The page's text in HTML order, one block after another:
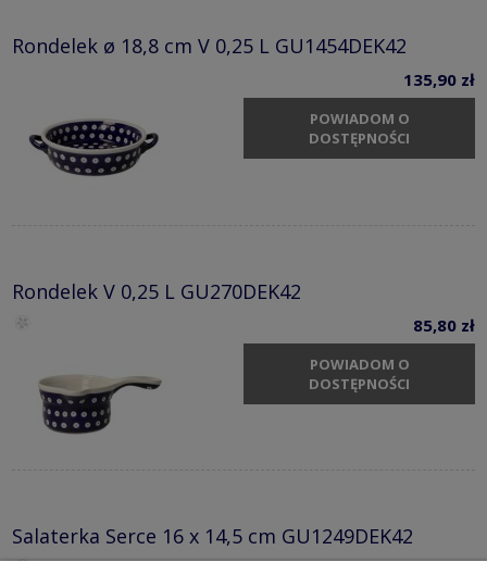
Rondelek ø 18,8 cm V 0,25 L GU1454DEK42
135,90 zł
POWIADOM O
DOSTĘPNOŚCI
Rondelek V 0,25 L GU270DEK42
85,80 zł
POWIADOM O
DOSTĘPNOŚCI
Salaterka Serce 16 x 14,5 cm GU1249DEK42